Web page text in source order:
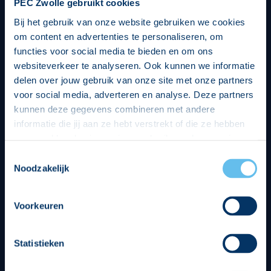
PEC Zwolle gebruikt cookies
Bij het gebruik van onze website gebruiken we cookies
om content en advertenties te personaliseren, om
functies voor social media te bieden en om ons
websiteverkeer te analyseren. Ook kunnen we informatie
delen over jouw gebruik van onze site met onze partners
voor social media, adverteren en analyse. Deze partners
kunnen deze gegevens combineren met andere
informatie die jij aan ze hebt verstrekt of die ze hebben
op een veilige en integere wijze. Je kunt je toestemming
beheren op de privacy- en cookieverklaring pagina.
Noodzakelijk
Voorkeuren
Statistieken